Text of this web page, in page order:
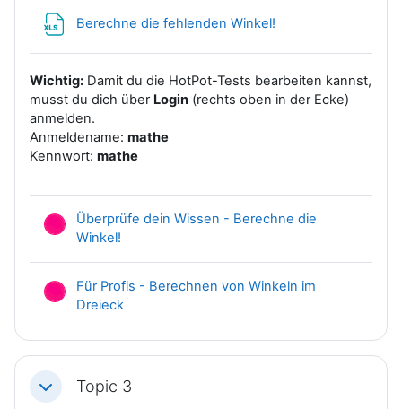
Berechne die fehlenden Winkel!
Wichtig: Damit du die HotPot-Tests bearbeiten kannst,
musst du dich über Login (rechts oben in der Ecke)
anmelden.
Anmeldename: mathe
Kennwort: mathe
Überprüfe dein Wissen - Berechne die
Winkel!
Für Profis - Berechnen von Winkeln im
DreieckHotPot
Einklappen
Topic 3